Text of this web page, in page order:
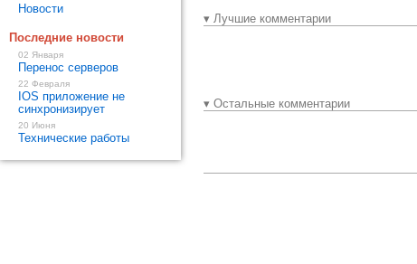
▾ Лучшие комментарии
▾ Остальные комментарии
Новости
Последние новости
02 Января
Перенос серверов
22 Февраля
IOS приложение не
синхронизирует
20 Июня
Технические работы